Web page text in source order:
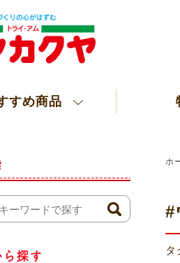
すめ商品
ホ
#
探す